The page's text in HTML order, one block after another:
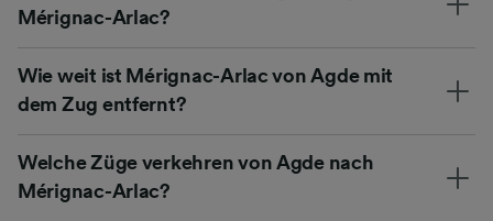
Mérignac-Arlac?
Wie weit ist Mérignac-Arlac von Agde mit
dem Zug entfernt?
Welche Züge verkehren von Agde nach
Mérignac-Arlac?